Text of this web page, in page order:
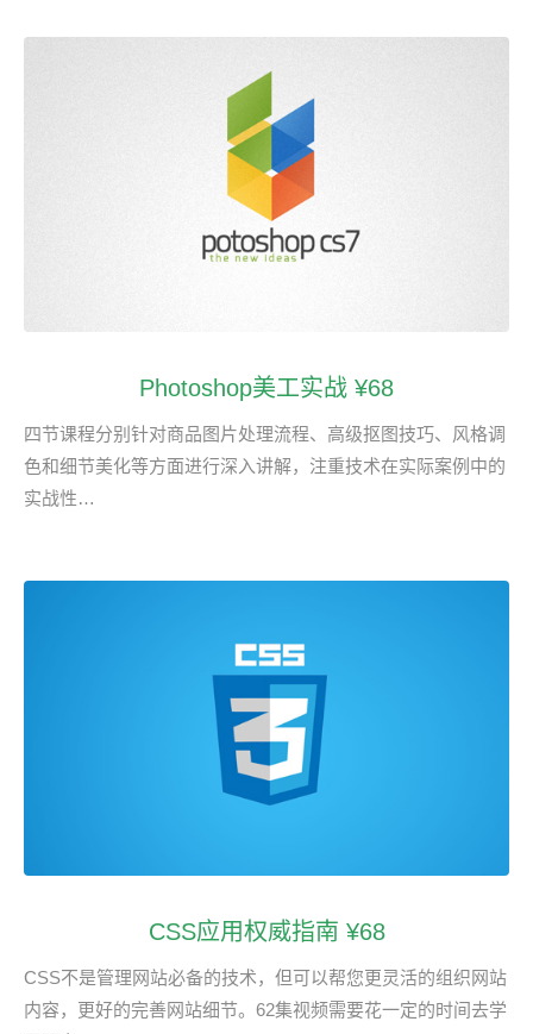
Photoshop美工实战 ¥68
四节课程分别针对商品图片处理流程、高级抠图技巧、风格调
色和细节美化等方面进行深入讲解，注重技术在实际案例中的
实战性…
CSS应用权威指南 ¥68
CSS不是管理网站必备的技术，但可以帮您更灵活的组织网站
内容，更好的完善网站细节。62集视频需要花一定的时间去学